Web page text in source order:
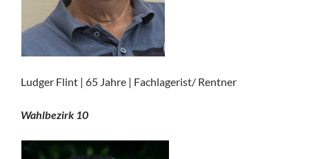
Ludger Flint | 65 Jahre | Fachlagerist/ Rentner
Wahlbezirk 10